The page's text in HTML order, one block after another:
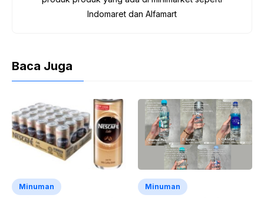
Indomaret dan Alfamart
Baca Juga
Minuman Minuman